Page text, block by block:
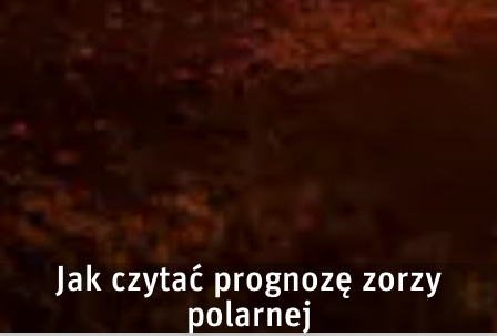
Jak czytać prognozę zorzy
polarnej